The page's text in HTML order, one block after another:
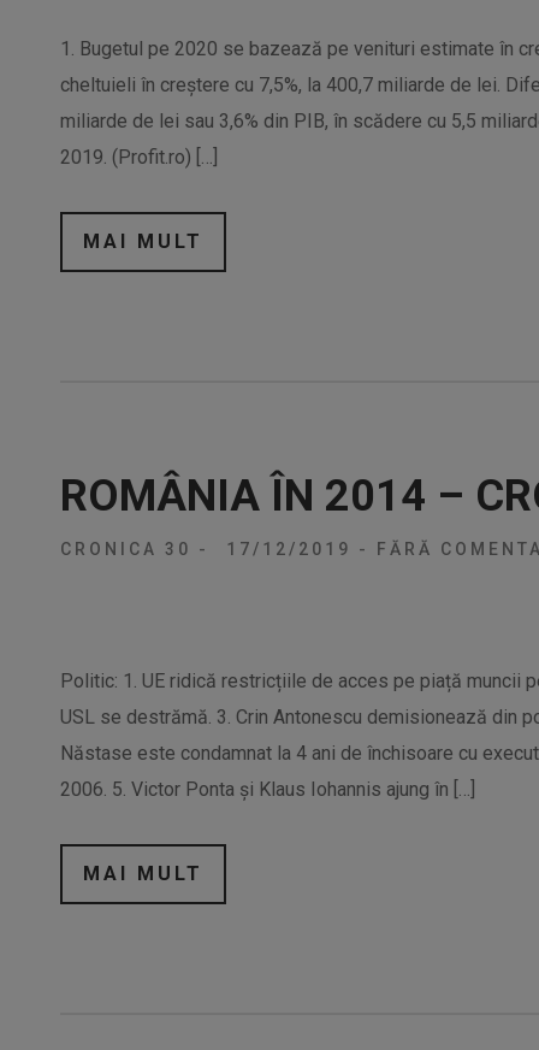
1. Bugetul pe 2020 se bazează pe venituri estimate în
cheltuieli în creștere cu 7,5%, la 400,7 miliarde de lei.
miliarde de lei sau 3,6% din PIB, în scădere cu 5,5
2019. (Profit.ro) […]
MAI MULT
ROMÂNIA ÎN 2014 –
CRONICA 30 - 17/12/2019 - FĂRĂ
Politic: 1. UE ridică restricțiile de acces pe piață muncii
USL se destrămă. 3. Crin Antonescu demisionează din
Năstase este condamnat la 4 ani de închisoare cu
2006. 5. Victor Ponta și Klaus Iohannis ajung în […]
MAI MULT